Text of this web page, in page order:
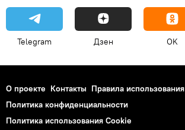
Telegram Дзен OK
О проекте Контакты Правила использования
Политика конфиденциальности
Политика использования Cookie